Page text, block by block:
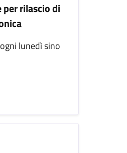
rilascio di
lunedì sino